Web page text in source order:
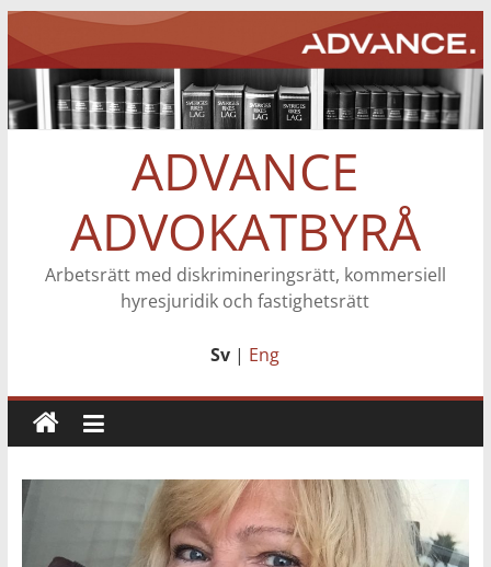
Hoppa
till
innehåll
ADVANCE
ADVOKATBYRÅ
Arbetsrätt med diskrimineringsrätt, kommersiell
hyresjuridik och fastighetsrätt
Sv | Eng